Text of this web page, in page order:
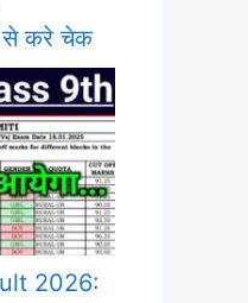
से करे चेक
2026: